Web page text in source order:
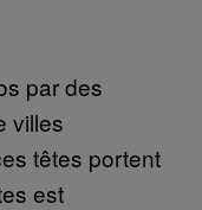
par des
villes
têtes portent
est